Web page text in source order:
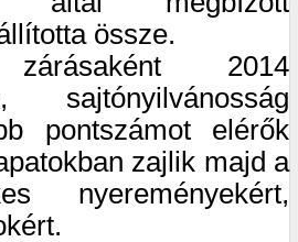
össze.
2014
sajtónyilvánosság
pontszámot elérők
zajlik majd a
nyereményekért,